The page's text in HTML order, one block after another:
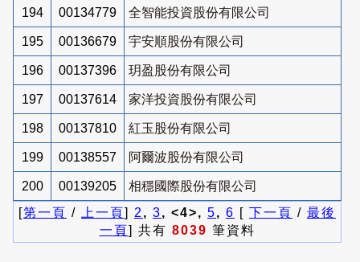
194 00134779 全智能投資股份有限公司
195 00136679 宇安順股份有限公司
196 00137396 玥盈股份有限公司
197 00137614 家洋投資股份有限公司
198 00137810 紅玉股份有限公司
199 00138557 阿爾波股份有限公司
200 00139205
相穩國際股份有限公司
[第一頁 / 上一頁] 2 , 3, <4>, 5, 6 [ 下一頁 / 最後
一頁] 共有 8039 筆資料